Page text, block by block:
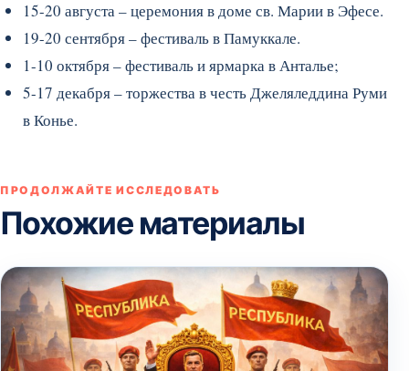
15-20 августа – церемония в доме св. Марии в Эфесе.
19-20 сентября – фестиваль в Памуккале.
1-10 октября – фестиваль и ярмарка в Анталье;
5-17 декабря – торжества в честь Джеляледдина Руми
в Конье.
ПРОДОЛЖАЙТЕ ИССЛЕДОВАТЬ
Похожие материалы